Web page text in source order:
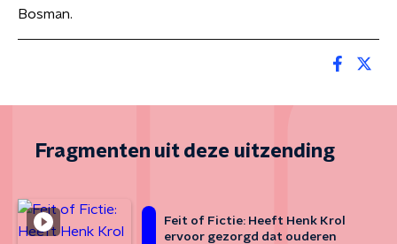
Bosman.
Fragmenten uit deze uitzending
Feit of Fictie: Heeft Henk Krol
ervoor gezorgd dat ouderen